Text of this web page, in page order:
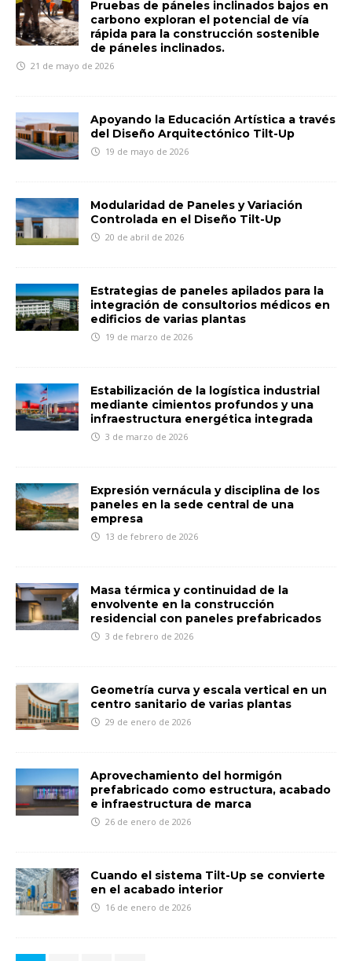
Pruebas de páneles inclinados bajos en
carbono exploran el potencial de vía
rápida para la construcción sostenible
de páneles inclinados.
21 de mayo de 2026
Apoyando la Educación Artística a través
del Diseño Arquitectónico Tilt-Up
19 de mayo de 2026
Modularidad de Paneles y Variación
Controlada en el Diseño Tilt-Up
20 de abril de 2026
Estrategias de paneles apilados para la
integración de consultorios médicos en
edificios de varias plantas
19 de marzo de 2026
Estabilización de la logística industrial
mediante cimientos profundos y una
infraestructura energética integrada
3 de marzo de 2026
Expresión vernácula y disciplina de los
paneles en la sede central de una
empresa
13 de febrero de 2026
Masa térmica y continuidad de la
envolvente en la construcción
residencial con paneles prefabricados
3 de febrero de 2026
Geometría curva y escala vertical en un
centro sanitario de varias plantas
29 de enero de 2026
Aprovechamiento del hormigón
prefabricado como estructura, acabado
e infraestructura de marca
26 de enero de 2026
Cuando el sistema Tilt-Up se convierte
en el acabado interior
16 de enero de 2026